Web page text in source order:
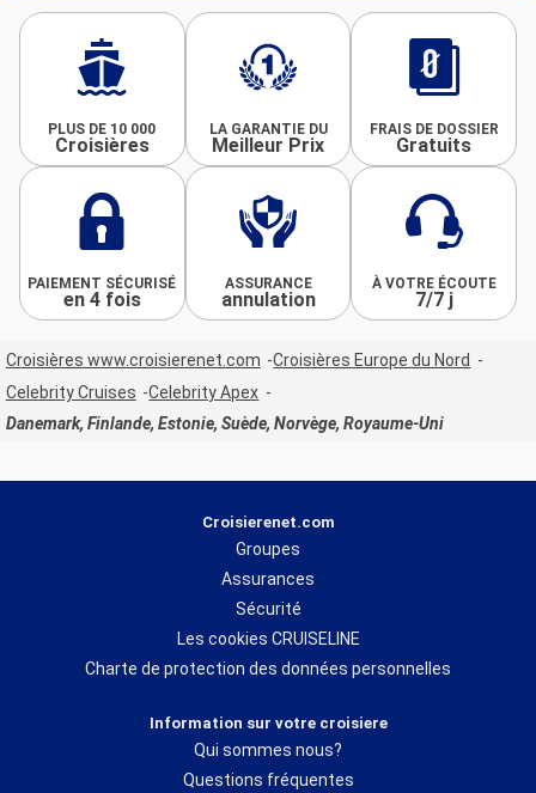
PLUS DE 10 000
Croisières
LA GARANTIE DU
Meilleur Prix
FRAIS DE DOSSIER
Gratuits
PAIEMENT SÉCURISÉ
en 4 fois
ASSURANCE
annulation
À VOTRE ÉCOUTE
7/7 j
Croisières www.croisierenet.com
Croisières Europe du Nord
Celebrity Cruises
Celebrity Apex
Danemark, Finlande, Estonie, Suède, Norvège, Royaume-Uni
Croisierenet.com
Groupes
Assurances
Sécurité
Les cookies CRUISELINE
Charte de protection des données personnelles
Information sur votre croisiere
Qui sommes nous?
Questions fréquentes